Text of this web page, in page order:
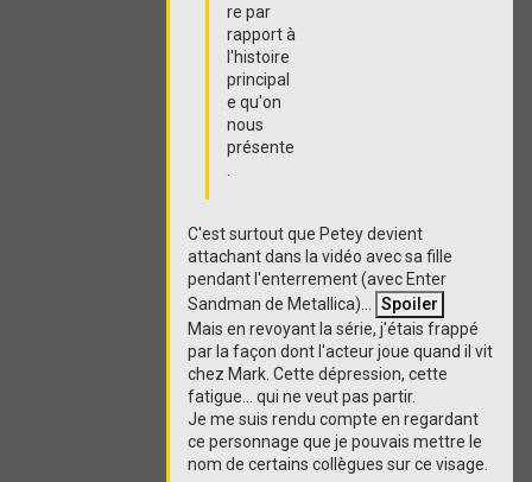
re par
rapport à
l'histoire
principal
e qu'on
nous
présente
C'est surtout que Petey devient
attachant dans la vidéo avec sa fille
pendant l'enterrement (avec Enter
Sandman de Metallica)...
Mais en revoyant la série, j'étais frappé
par la façon dont l'acteur joue quand il vit
chez Mark. Cette dépression, cette
fatigue... qui ne veut pas partir.
Je me suis rendu compte en regardant
ce personnage que je pouvais mettre le
nom de certains collègues sur ce visage.